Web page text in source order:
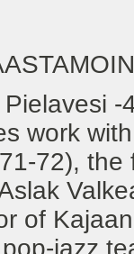
-
work
72),
of
jazz